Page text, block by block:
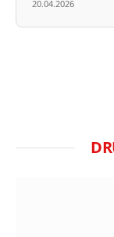
20.04.2026